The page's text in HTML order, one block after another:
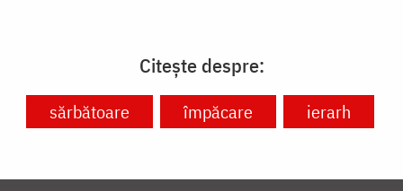
Citește despre:
sărbătoare împăcare ierarh